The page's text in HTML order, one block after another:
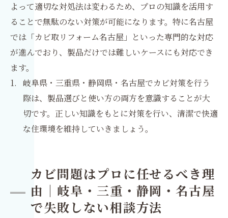
よって適切な対処法は変わるため、プロの知識を活用す
ることで無駄のない対策が可能になります。特に名古屋
では「カビ取リフォーム名古屋」といった専門的な対応
が進んでおり、製品だけでは難しいケースにも対応でき
ます。
岐阜県・三重県・静岡県・名古屋でカビ対策を行う
際は、製品選びと使い方の両方を意識することが大
切です。正しい知識をもとに対策を行い、清潔で快適
な住環境を維持していきましょう。
カビ問題はプロに任せるべき理
由｜岐阜・三重・静岡・名古屋
で失敗しない相談方法